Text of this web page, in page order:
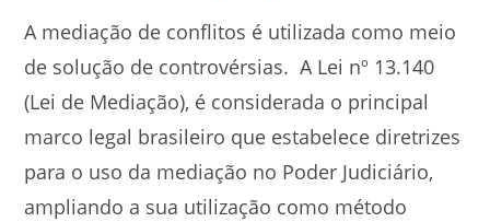
A mediação de conflitos é utilizada como meio
de solução de controvérsias. A Lei nº 13.140
(Lei de Mediação), é considerada o principal
marco legal brasileiro que estabelece diretrizes
para o uso da mediação no Poder Judiciário,
ampliando a sua utilização como método